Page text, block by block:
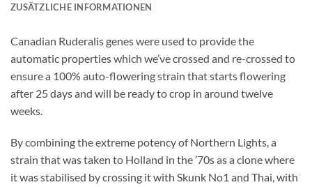
ZUSÄTZLICHE INFORMATIONEN
Canadian Ruderalis genes were used to provide the
automatic properties which we’ve crossed and re-crossed to
ensure a 100% auto-flowering strain that starts flowering
after 25 days and will be ready to crop in around twelve
weeks.
By combining the extreme potency of Northern Lights, a
strain that was taken to Holland in the ’70s as a clone where
it was stabilised by crossing it with Skunk No1 and Thai, with